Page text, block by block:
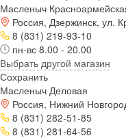
Масленыч
Россия, Дзержинск, ул.
8 (831) 219-93-10
пн-вс 8.00 - 20.00
Выбрать другой магазин
Сохранить
Масленыч Деловая
Россия, Нижний
8 (831) 282-51-85
8 (831) 281-64-56